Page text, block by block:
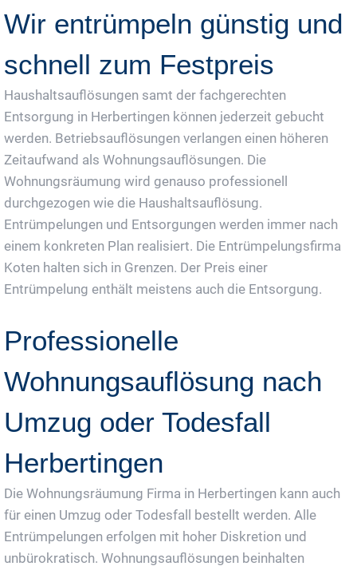
Wir entrümpeln günstig und
schnell zum Festpreis
Haushaltsauflösungen samt der fachgerechten
Entsorgung in Herbertingen können jederzeit gebucht
werden. Betriebsauflösungen verlangen einen höheren
Zeitaufwand als Wohnungsauflösungen. Die
Wohnungsräumung wird genauso professionell
durchgezogen wie die Haushaltsauflösung.
Entrümpelungen und Entsorgungen werden immer nach
einem konkreten Plan realisiert. Die Entrümpelungsfirma
Koten halten sich in Grenzen. Der Preis einer
Entrümpelung enthält meistens auch die Entsorgung.
Professionelle
Wohnungsauflösung nach
Umzug oder Todesfall
Herbertingen
Die Wohnungsräumung Firma in Herbertingen kann auch
für einen Umzug oder Todesfall bestellt werden. Alle
Entrümpelungen erfolgen mit hoher Diskretion und
unbürokratisch. Wohnungsauflösungen beinhalten